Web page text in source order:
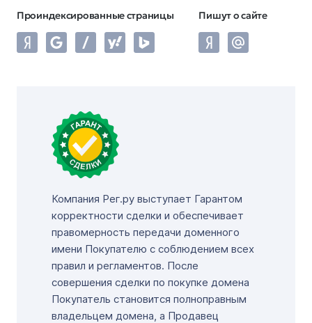
Проиндексированные страницы Пишут о сайте
Компания Рег.ру выступает Гарантом
корректности сделки и обеспечивает
правомерность передачи доменного
имени Покупателю с соблюдением всех
правил и регламентов. После
совершения сделки по покупке домена
Покупатель становится полноправным
владельцем домена, а Продавец